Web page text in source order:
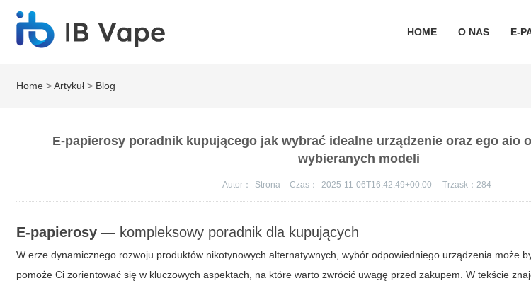
HOME O NAS E-
Home >Artykuł > Blog
E-papierosy poradnik kupującego jak wybrać idealne urządzenie oraz ego aio
wybieranych modeli
Autor： Strona Czas： 2025-11-06T16:42:49+00:00 Trzask：284
E-papierosy — kompleksowy poradnik dla kupujących
W erze dynamicznego rozwoju produktów nikotynowych alternatywnych, wybór odpowiedniego urządzenia może
pomoże Ci zorientować się w kluczowych aspektach, na które warto zwrócić uwagę przed zakupem. W tekście